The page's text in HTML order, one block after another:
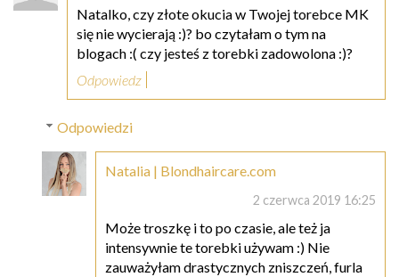
Natalko, czy złote okucia w Twojej torebce MK
się nie wycierają :)? bo czytałam o tym na
blogach :( czy jesteś z torebki zadowolona :)?
Odpowiedz
Odpowiedzi
Natalia | Blondhaircare.com
2 czerwca 2019 16:25
Może troszkę i to po czasie, ale też ja
intensywnie te torebki używam :) Nie
zauważyłam drastycznych zniszczeń, furla